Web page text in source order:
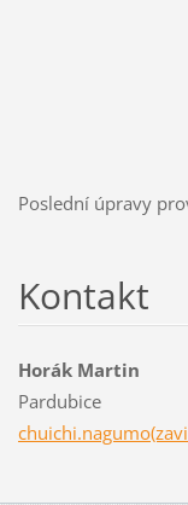
Poslední úpravy
Kontakt
Horák Martin
Pardubice